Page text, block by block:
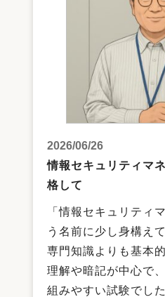
2026/06/26
情報セキュリティマ
格して
「情報セキュリティ
う名前に少し身構え
専門知識よりも基本
理解や暗記が中心で
組みやすい試験でした